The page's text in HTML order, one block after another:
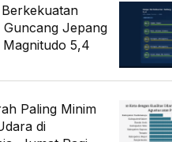
Guncang Jepang
Magnitudo 5,4
Paling Minim
di